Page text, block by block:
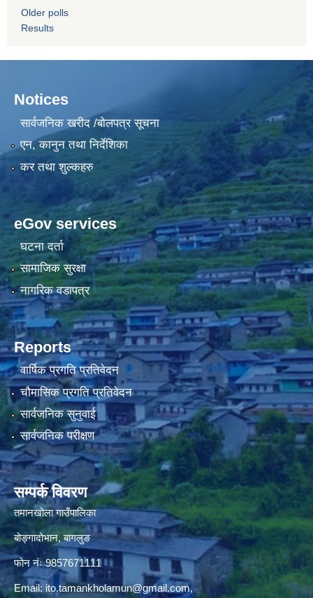
Older polls
Results
Notices
सार्वजनिक खरीद /बोलपत्र सूचना
एन, कानुन तथा निर्देशिका
कर तथा शुल्कहरु
eGov services
घटना दर्ता
सामाजिक सुरक्षा
नागरिक वडापत्र
Reports
वार्षिक प्रगति प्रतिवेदन
चौमासिक प्रगति प्रतिवेदन
सार्वजनिक सुनुवाई
सार्वजनिक परीक्षण
सम्पर्क विवरण
तमानखोला गाउँपालिका
बोङ्गादोभान, बागलुङ
फोन नंः 9857671111
Email: ito.tamankholamun@gmail.com,